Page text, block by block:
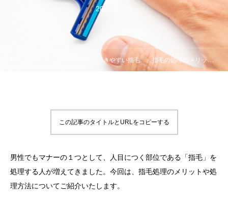
2024.07.31
目につきやすい指毛…。指毛の処理のメリットや指毛処理に適した方法とは？
この記事のタイトルとURLをコピーする
男性でもマナーの１つとして、人目につく部位である「指毛」を
処理する人が増えてきました。 今回は、指毛処理のメリットや処
理方法についてご紹介いたします。